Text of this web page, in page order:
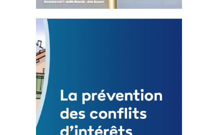
Statut de l’élu local
3 avril 2024
Mise à jour avril 2024
FEUILLETER